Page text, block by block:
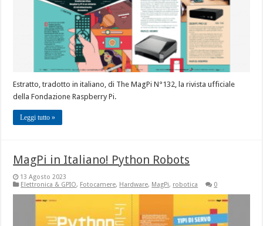
Estratto, tradotto in italiano, di The MagPi N°132, la rivista ufficiale
della Fondazione Raspberry Pi.
Leggi tutto »
MagPi in Italiano! Python Robots
13 Agosto 2023
Elettronica & GPIO, Fotocamere, Hardware, MagPi, robotica 0